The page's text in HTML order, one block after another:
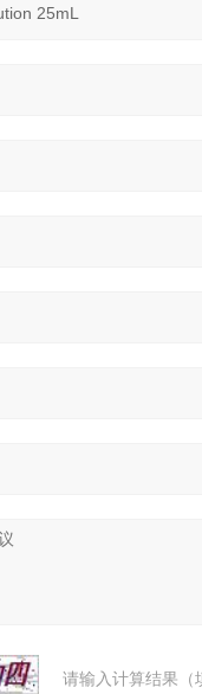
请输入计算结果（